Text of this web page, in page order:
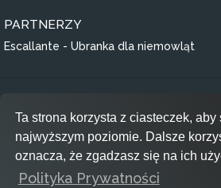
PARTNERZY
Escallante - Ubranka dla niemowląt
Polityka prywatności
RODO
Inspiracje
Ta strona korzysta z ciasteczek, aby
najwyższym poziomie. Dalsze
oznacza, że zgadzasz się na ich
Polityka Prywatności